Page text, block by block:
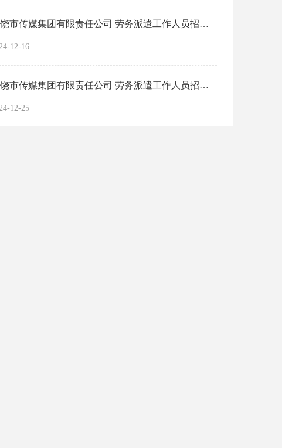
上饶市传媒集团有限责任公司 劳务派遣工作人员招聘公告
12-16
上饶市传媒集团有限责任公司 劳务派遣工作人员招聘部分岗位 取消招考公告
12-25